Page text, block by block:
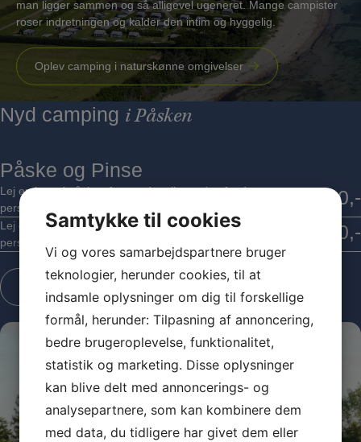
man ligger sammen og så alligevel ugeneret. Mange campister
roser indretningen og kalder den intim og hyggelig.
Oplev camping i naturskønne omgivelser
Nyd camping i Påsken
Påske og Pinse
Lej en hytte i påsken fra torsdag til mandag for 4
personer incl. strøm pris.
2.500,-
Lej en hytte i pinsen fra fredag til mandag for 4
personer incl. strøm pris.
2.000,-
Samtykke til cookies
Vi og vores samarbejdspartnere bruger
teknologier, herunder cookies, til at
indsamle oplysninger om dig til forskellige
formål, herunder: Tilpasning af annoncering,
bedre brugeroplevelse, funktionalitet,
statistik og marketing. Disse oplysninger
kan blive delt med annoncerings- og
analysepartnere, som kan kombinere dem
med data, du tidligere har givet dem eller